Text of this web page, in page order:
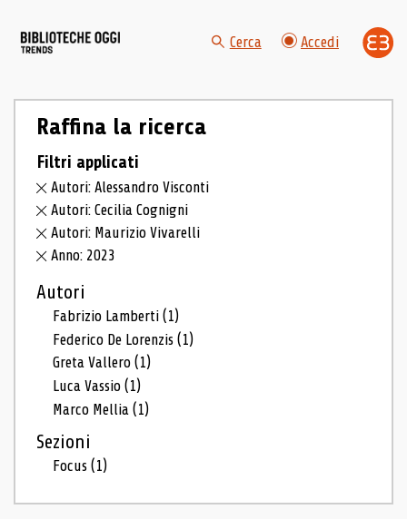
Cerca Accedi
Raffina la ricerca
Filtri applicati
Autori: Alessandro Visconti
Autori: Cecilia Cognigni
Autori: Maurizio Vivarelli
Anno: 2023
Autori
Fabrizio Lamberti(1)
Federico De Lorenzis(1)
Greta Vallero(1)
Luca Vassio(1)
Marco Mellia(1)
Sezioni
Focus(1)